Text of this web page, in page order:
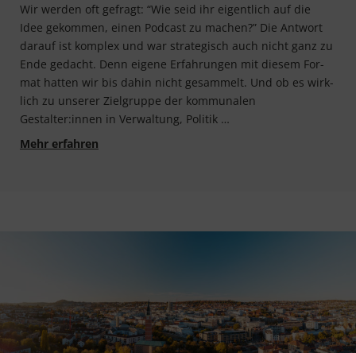
Wir wer­den oft gefragt: “Wie seid ihr eigent­lich auf die
Idee gekom­men, einen Pod­cast zu machen?” Die Ant­wort
dar­auf ist kom­plex und war stra­te­gisch auch nicht ganz zu
Ende gedacht. Denn eige­ne Erfah­run­gen mit die­sem For­
mat hat­ten wir bis dahin nicht gesam­melt. Und ob es wirk­
lich zu unse­rer Ziel­grup­pe der kom­mu­na­len
Gestalter:innen in Ver­wal­tung, Politik …
Mehr erfahrenUnser Kommunen-Podcast: Ein Ausblick zur